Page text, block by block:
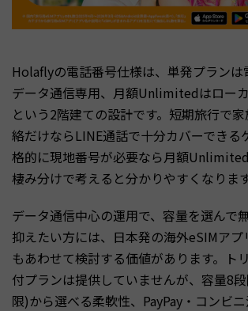
Holaflyの電話番号仕様は、単発プランは
データ通信専用、月額Unlimitedはロー
という2階建ての設計です。短期旅行で
絡だけならLINE通話で十分カバーできる
格的に現地番号が必要なら月額
棲み分けで考えると分かりやすくなります
データ通信中心の運用で、容量を選んで
抑えたい方には、日本発の海外eSIMアプ
もあわせて検討する価値があります。ト
付プランは提供していませんが、容量8
限)から選べる柔軟性、PayPay・コンビ